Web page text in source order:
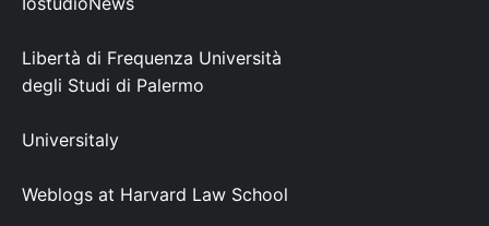
Libertà di Frequenza Università
degli Studi di Palermo
Universitaly
Weblogs at Harvard Law School